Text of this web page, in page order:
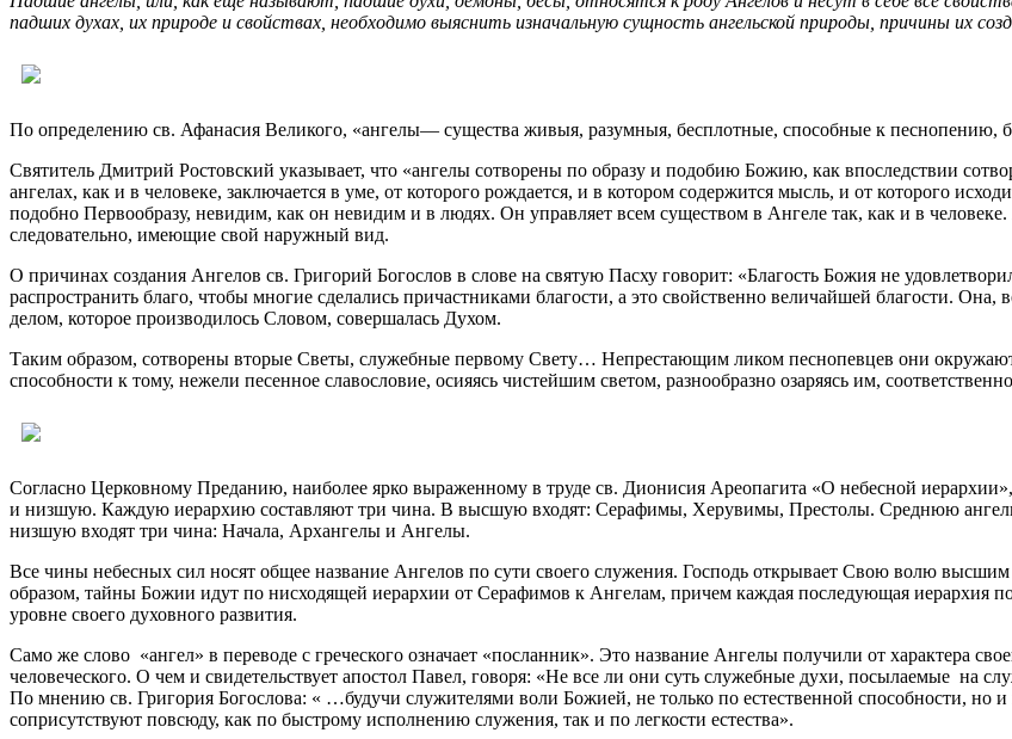
падших духах, их природе и свойствах, необходимо выяснить изначальную сущность ангельской природы, причины их
По определению св. Афанасия Великого, «ангелы— существа живыя, разумныя, бесплотные, способные к песнопению,
Святитель Дмитрий Ростовский указывает, что «ангелы сотворены по образу и подобию Божию, как впоследствии
ангелах, как и в человеке, заключается в уме, от которого рождается, и в котором содержится мысль, и от которого
подобно Первообразу, невидим, как он невидим и в людях. Он управляет всем существом в Ангеле так, как и в
следовательно, имеющие свой наружный вид.
О причинах создания Ангелов св. Григорий Богослов в слове на святую Пасху говорит: «Благость Божия не
распространить благо, чтобы многие сделались причастниками благости, а это свойственно величайшей благости.
делом, которое производилось Словом, совершалась Духом.
Таким образом, сотворены вторые Светы, служебные первому Свету… Непрестающим ликом песнопевцев они
способности к тому, нежели песенное славословие, осияясь чистейшим светом, разнообразно озаряясь им,
Согласно Церковному Преданию, наиболее ярко выраженному в труде св. Дионисия Ареопагита «О небесной
и низшую. Каждую иерархию составляют три чина. В высшую входят: Серафимы, Херувимы, Престолы. Среднюю
низшую входят три чина: Начала, Архангелы и Ангелы.
Все чины небесных сил носят общее название Ангелов по сути своего служения. Господь открывает Свою волю
образом, тайны Божии идут по нисходящей иерархии от Серафимов к Ангелам, причем каждая последующая иерархия
уровне своего духовного развития.
Само же слово «ангел» в переводе с греческого означает «посланник». Это название Ангелы получили от характера
человеческого. О чем и свидетельствует апостол Павел, говоря: «Не все ли они суть служебные духи, посылаемые на
По мнению св. Григория Богослова: « …будучи служителями воли Божией, не только по естественной способности, но
соприсутствуют повсюду, как по быстрому исполнению служения, так и по легкости естества».